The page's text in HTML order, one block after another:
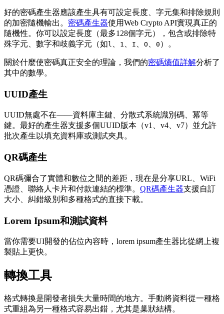
好的密碼產生器應該產生具有可設定長度、字元集和排除規則
的加密隨機輸出。 密碼產生器使用Web Crypto API實現真正的
隨機性。你可以設定長度（最多128個字元），包含或排除特
殊字元、數字和歧義字元（如 l 1 I O 0 ）。
關於什麼使密碼真正安全的理論，我們的密碼熵值詳解分析了
其中的數學。
UUID產生
UUID無處不在——資料庫主鍵、分散式系統識別碼、冪等
鍵。最好的產生器支援多個UUID版本（v1、v4、v7）並允許
批次產生以填充資料庫或測試夾具。
QR碼產生
QR碼彌合了實體和數位之間的差距，現在是分享URL、WiFi
憑證、聯絡人卡片和付款連結的標準。 QR碼產生器支援自訂
大小、糾錯級別和多種格式的直接下載。
Lorem Ipsum和測試資料
當你需要UI開發的佔位內容時，lorem ipsum產生器比從網上複
製貼上更快。
轉換工具
格式轉換是開發者損失大量時間的地方。手動將資料從一種格
式重組為另一種格式容易出錯，尤其是巢狀結構。